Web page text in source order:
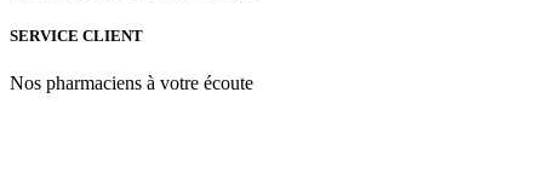
SERVICE CLIENT
Nos pharmaciens à votre écoute